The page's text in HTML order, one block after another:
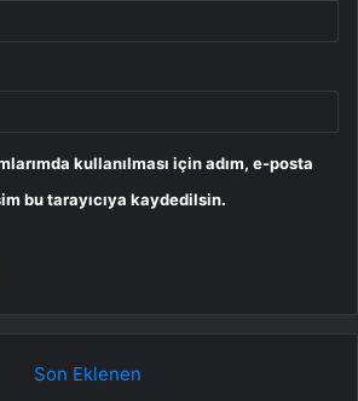
kullanılması için adım, e-posta
bu tarayıcıya kaydedilsin.
Son Eklenen